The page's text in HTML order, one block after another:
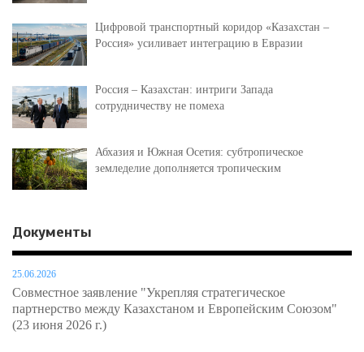
Цифровой транспортный коридор «Казахстан –
Россия» усиливает интеграцию в Евразии
Россия – Казахстан: интриги Запада
сотрудничеству не помеха
Абхазия и Южная Осетия: субтропическое
земледелие дополняется тропическим
Документы
25.06.2026
Совместное заявление "Укрепляя стратегическое
партнерство между Казахстаном и Европейским Союзом"
(23 июня 2026 г.)